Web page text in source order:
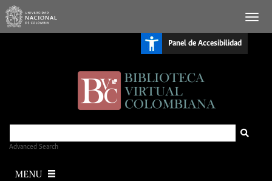
Panel de Accesibilidad
Advanced Search
MENU